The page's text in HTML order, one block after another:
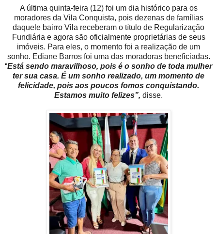
A última quinta-feira (12) foi um dia histórico para os
moradores da Vila Conquista, pois dezenas de famílias
daquele bairro Vila receberam o título de Regularização
Fundiária e agora são oficialmente proprietárias de seus
imóveis. Para eles, o momento foi a realização de um
sonho. Ediane Barros foi uma das moradoras beneficiadas.
“Está sendo maravilhoso, pois é o sonho de toda mulher
ter sua casa. É um sonho realizado, um momento de
felicidade, pois aos poucos fomos conquistando.
Estamos muito felizes”, disse.